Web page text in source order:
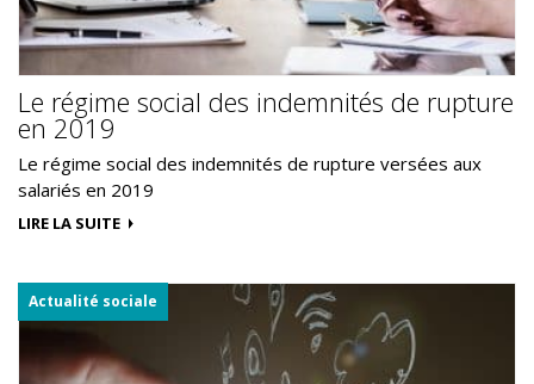
Le régime social des indemnités de rupture
en 2019
Le régime social des indemnités de rupture versées aux
salariés en 2019
LIRE LA SUITE
Actualité sociale